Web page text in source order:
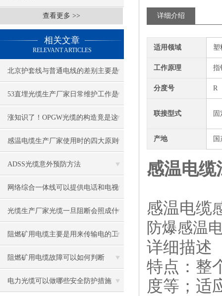
查看更多 >>
相关文章
RELEVANT ARTICLES
北京护套线与普通电线的差别主要是
电缆尺寸较大
53直埋光缆生产厂家日常维护工作是
什么
涨知识了！OPGW光缆的构造竟是这
样的
感温电缆生产厂家使用时的四大原则
ADSS光缆意外预防方法
网络综合一体线可以提供电话和电视
信号的传输
光缆生产厂家光缆一旦阻断会照成什
么问题
阻燃矿用电缆主要是用来传输电的工
作的
阻燃矿用电缆故障可以如何判断
电力光缆可以做哪些安全防护措施
详细介绍
适用领域 塑
工作原理 指
分度号 R
联接型式 固
产地 国
感温电缆
感温电缆
防爆感温
详细描述
特点：整
度等；适